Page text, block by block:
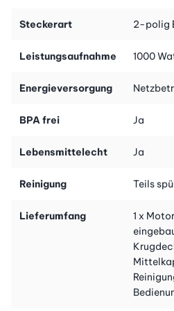
Die benutzerfreundliche
idealen Gerät für Küchenprofis
Mit den voreingestellten
auf Knopfdruck, während du dich
Snack oder ein festliches Dinner
Steckerart 2-polig
Leistungsaufnahme 1000
Energieversorgung
BPA frei Ja
Lebensmittelecht Ja
Reinigung Teils
Lieferumfang
1 x